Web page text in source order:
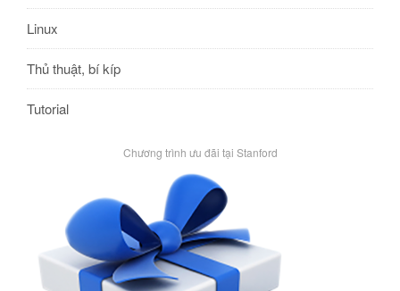
Linux
Thủ thuật, bí kíp
Tutorial
Chương trình ưu đãi tại Stanford